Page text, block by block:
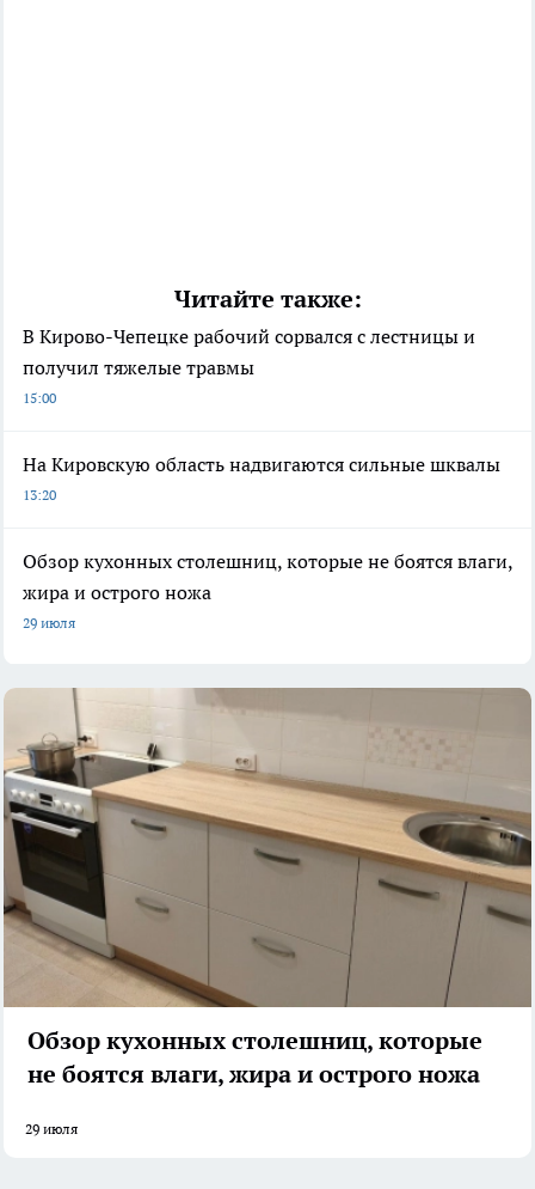
Читайте также:
В Кирово-Чепецке рабочий сорвался с лестницы и
получил тяжелые травмы
15:00
На Кировскую область надвигаются сильные шквалы
13:20
Обзор кухонных столешниц, которые не боятся влаги,
жира и острого ножа
29 июля
Обзор кухонных столешниц, которые
не боятся влаги, жира и острого ножа
29 июля